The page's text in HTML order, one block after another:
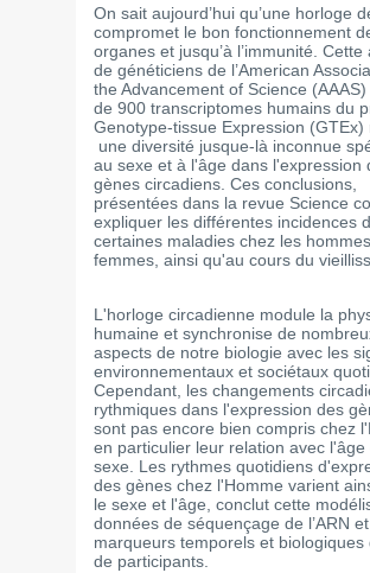
On sait aujourd’hui qu’une horloge
compromet le bon fonctionnement
organes et jusqu’à l’immunité. Cette
de généticiens de l’American
the Advancement of Science
de 900 transcriptomes humains du
Genotype-tissue Expression (GTEx)
une diversité jusque-là inconnue
au sexe et à l'âge dans l'expression
gènes circadiens. Ces conclusions,
présentées dans la revue Science
expliquer les différentes incidences
certaines maladies chez les
femmes, ainsi qu'au cours du
L'horloge circadienne module la
humaine et synchronise de
aspects de notre biologie avec les
environnementaux et sociétaux
Cependant, les changements
rythmiques dans l'expression des
sont pas encore bien compris chez
en particulier leur relation avec l'âge
sexe. Les rythmes quotidiens
des gènes chez l'Homme varient
le sexe et l'âge, conclut cette
données de séquençage de l’ARN
marqueurs temporels et biologiques
de participants.